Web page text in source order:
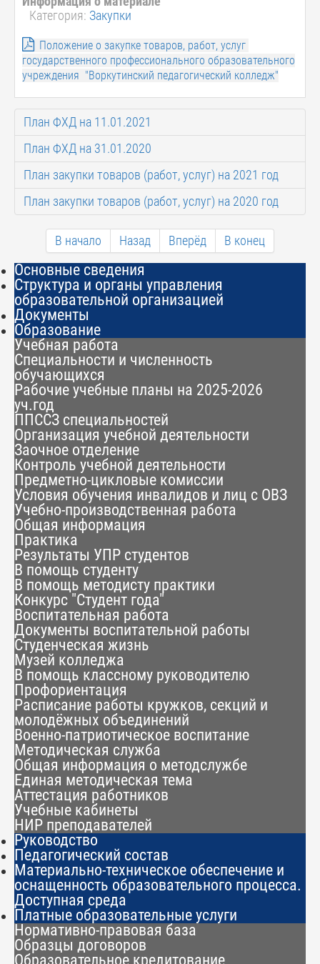
Категория: Закупки
Положение о закупке товаров, работ, услуг
государственного профессионального образовательного
учреждения "Воркутинский педагогический колледж"
План ФХД на 11.01.2021
План ФХД на 31.01.2020
План закупки товаров (работ, услуг) на 2021 год
План закупки товаров (работ, услуг) на 2020 год
В начало Назад Вперёд В конец
Основные сведения
Структура и органы управления
образовательной организацией
Документы
Образование
Учебная работа
Специальности и численность
обучающихся
Рабочие учебные планы на 2025-2026
уч.год
ППССЗ специальностей
Организация учебной деятельности
Заочное отделение
Контроль учебной деятельности
Предметно-цикловые комиссии
Условия обучения инвалидов и лиц с ОВЗ
Учебно-производственная работа
Общая информация
Практика
Результаты УПР студентов
В помощь студенту
В помощь методисту практики
Конкурс "Студент года"
Воспитательная работа
Документы воспитательной работы
Студенческая жизнь
Музей колледжа
В помощь классному руководителю
Профориентация
Расписание работы кружков, секций и
молодёжных объединений
Военно-патриотическое воспитание
Методическая служба
Общая информация о методслужбе
Единая методическая тема
Аттестация работников
Учебные кабинеты
НИР преподавателей
Руководство
Педагогический состав
Материально-техническое обеспечение и
оснащенность образовательного процесса.
Доступная среда
Платные образовательные услуги
Нормативно-правовая база
Образцы договоров
Образовательное кредитование